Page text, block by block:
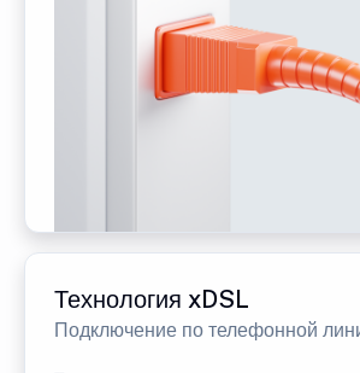
Технология xDSL
Подключение по телефонной